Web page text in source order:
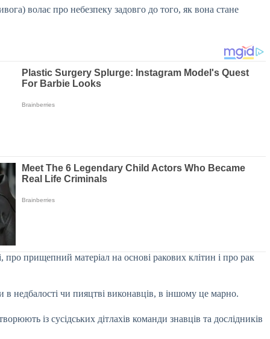
волає про небезпеку задовго до того, як вона стане
про прищепний матеріал на основі ракових клітин і про рак
недбалості чи пияцтві виконавців, в іншому це марно.
із сусідських дітлахів команди знавців та дослідників